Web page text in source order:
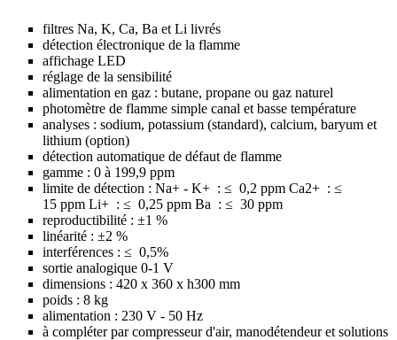
filtres Na, K, Ca, Ba et Li livrés
détection électronique de la flamme
affichage LED
réglage de la sensibilité
alimentation en gaz : butane, propane ou gaz naturel
photomètre de flamme simple canal et basse température
analyses : sodium, potassium (standard), calcium, baryum et
lithium (option)
détection automatique de défaut de flamme
gamme : 0 à 199,9 ppm
limite de détection : Na+ - K+ : ≤ 0,2 ppm Ca2+ : ≤
15 ppm Li+ : ≤ 0,25 ppm Ba : ≤ 30 ppm
reproductibilité : ±1 %
linéarité : ±2 %
interférences : ≤ 0,5%
sortie analogique 0-1 V
dimensions : 420 x 360 x h300 mm
poids : 8 kg
alimentation : 230 V - 50 Hz
à compléter par compresseur d'air, manodétendeur et solutions